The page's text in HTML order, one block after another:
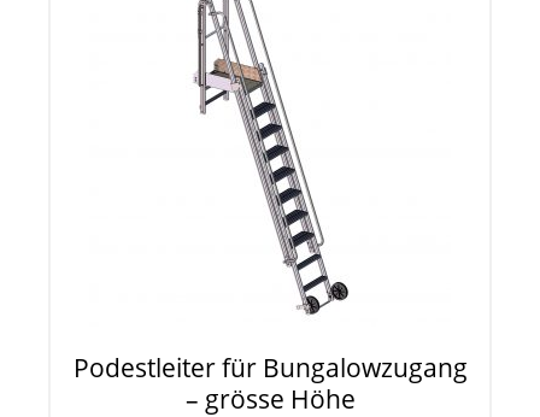
Podestleiter für Bungalowzugang
– grösse Höhe